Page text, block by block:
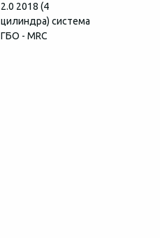
2.0 2018 (4
цилиндра) система
ГБО - MRC